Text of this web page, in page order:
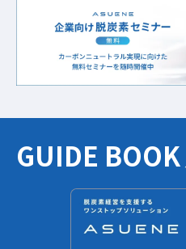
GUIDE BOOK